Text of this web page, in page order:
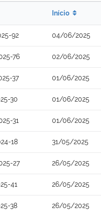
Início
92 04/06/2025
76 02/06/2025
37 01/06/2025
30 01/06/2025
31 01/06/2025
18 31/05/2025
27 26/05/2025
41 26/05/2025
38 26/05/2025